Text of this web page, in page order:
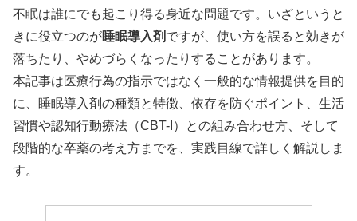
不眠は誰にでも起こり得る身近な問題です。いざというと
きに役立つのが睡眠導入剤 ですが、使い方を誤ると効きが
落ちたり、やめづらくなったりすることがあります。
本記事は医療行為の指示ではなく一般的な情報提供を目的
に、睡眠導入剤の種類と特徴、依存を防ぐポイント、生活
習慣や認知行動療法（CBT-I）との組み合わせ方、そして
段階的な卒薬の考え方までを、実践目線で詳しく解説しま
す。